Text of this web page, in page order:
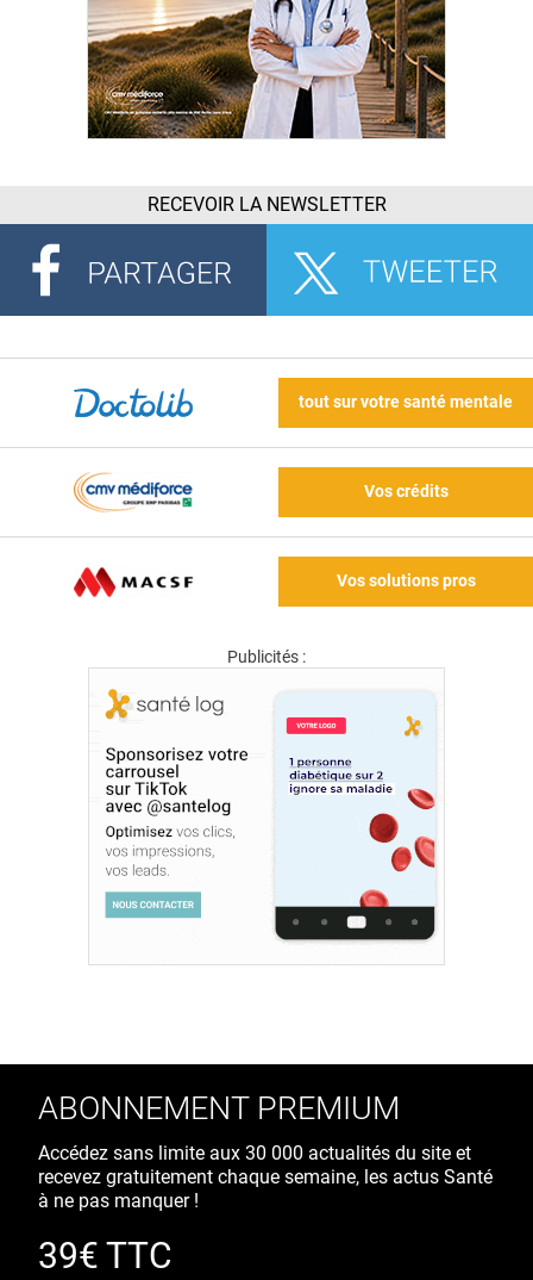
RECEVOIR LA NEWSLETTER
tout sur votre santé mentale
Vos crédits
Vos solutions pros
Publicités :
ABONNEMENT PREMIUM
Accédez sans limite aux 30 000 actualités du site et
recevez gratuitement chaque semaine, les actus Santé
à ne pas manquer !
39€ TTC